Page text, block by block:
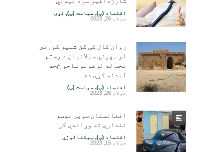
اقتصاد (پ), سیاست (پ), نړۍ
جولای 26, 2023
روان کال کې ګن شمیر کورني
او بهرني سیلانیان د رستم
تخت له لرغونو ساحو څخه
لیدنه کړې ده
اقتصاد (پ), سیاست (پ)
جولای 26, 2023
افغانستان سوپر موټر
نندارې ته وړاندې کړ
اقتصاد (پ), ټیکنالوژي
جولای 15, 2023